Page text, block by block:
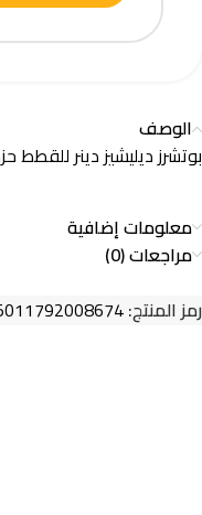
الوصف
بوتشرز ديليشيز دينر للقطط
معلومات إضافية
مراجعات (0)
رمز المنتج: